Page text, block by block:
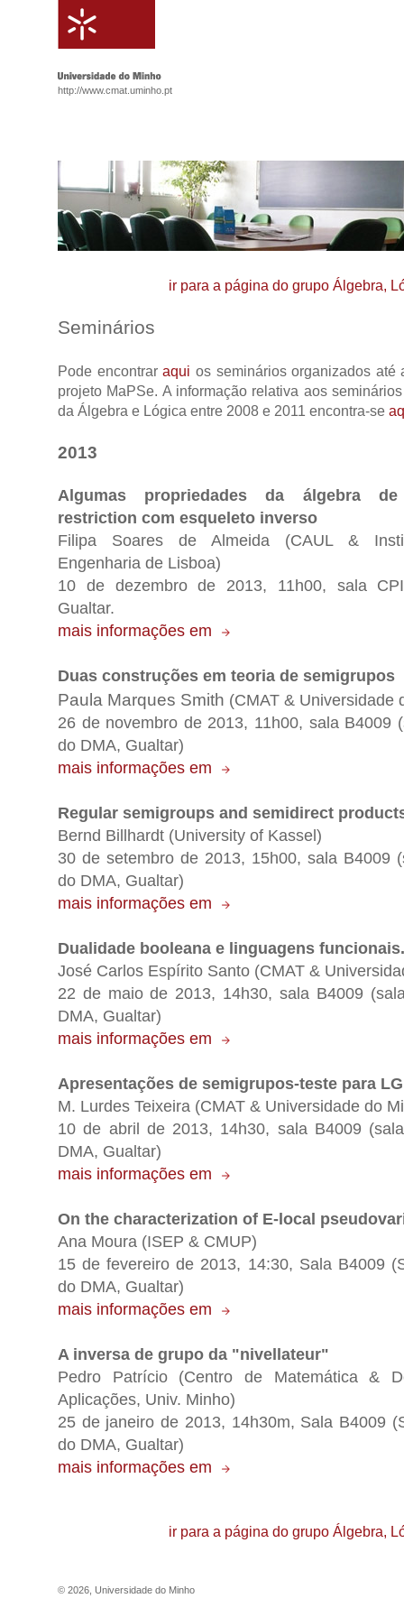
http://www.cmat.uminho.pt
ir para a página do grupo Álgebra,
Seminários
Pode encontrar aqui os seminários organizados
projeto MaPSe. A informação relativa aos
da Álgebra e Lógica entre 2008 e 2011 encontra-se
2013
Algumas propriedades da álgebra
restriction com esqueleto inverso
Filipa Soares de Almeida (CAUL &
Engenharia de Lisboa)
10 de dezembro de 2013, 11h00, sala
Gualtar.
mais informações em
Duas construções em teoria de semigrupos
Paula Marques Smith (CMAT & Universidade
26 de novembro de 2013, 11h00, sala B4009
do DMA, Gualtar)
mais informações em
Regular semigroups and semidirect
Bernd Billhardt (University of Kassel)
30 de setembro de 2013, 15h00, sala B4009
do DMA, Gualtar)
mais informações em
Dualidade booleana e linguagens funcionais.
José Carlos Espírito Santo (CMAT &
22 de maio de 2013, 14h30, sala B4009
DMA, Gualtar)
mais informações em
Apresentações de semigrupos-teste para LG
M. Lurdes Teixeira (CMAT & Universidade do
10 de abril de 2013, 14h30, sala B4009
DMA, Gualtar)
mais informações em
On the characterization of E-local
Ana Moura (ISEP & CMUP)
15 de fevereiro de 2013, 14:30, Sala B4009
do DMA, Gualtar)
mais informações em
A inversa de grupo da "nivellateur"
Pedro Patrício (Centro de Matemática &
Aplicações, Univ. Minho)
25 de janeiro de 2013, 14h30m, Sala B4009
do DMA, Gualtar)
mais informações em
ir para a página do grupo Álgebra,
© 2026 Universidade do Minho